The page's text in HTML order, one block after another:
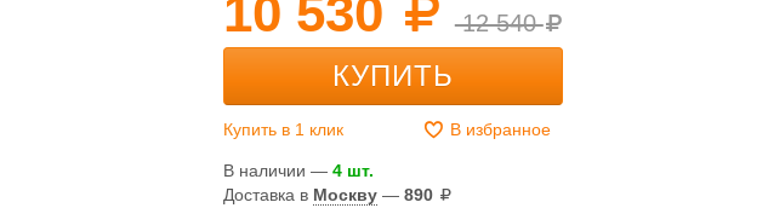
10 530 12 540
КУПИТЬ
Купить в 1 клик В избранное
В наличии —4 шт.
Доставка в Москву —890